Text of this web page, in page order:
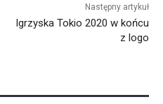
Następny artykuł
Igrzyska Tokio 2020 w końcu
z logo